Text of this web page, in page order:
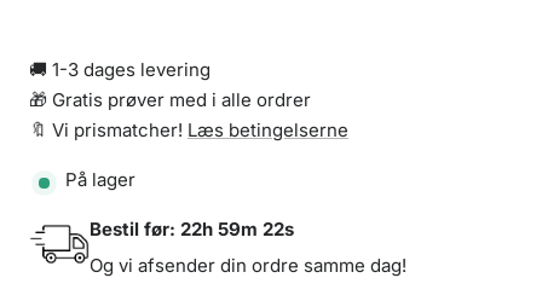
🚚 1-3 dages levering
🎁 Gratis prøver med i alle ordrer
🔖 Vi prismatcher! Læs betingelserne
På lager
Bestil før: 22h 59m 22s
Og vi afsender din ordre samme dag!